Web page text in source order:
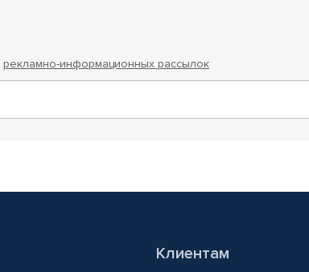
рекламно-информационных рассылок
Клиентам